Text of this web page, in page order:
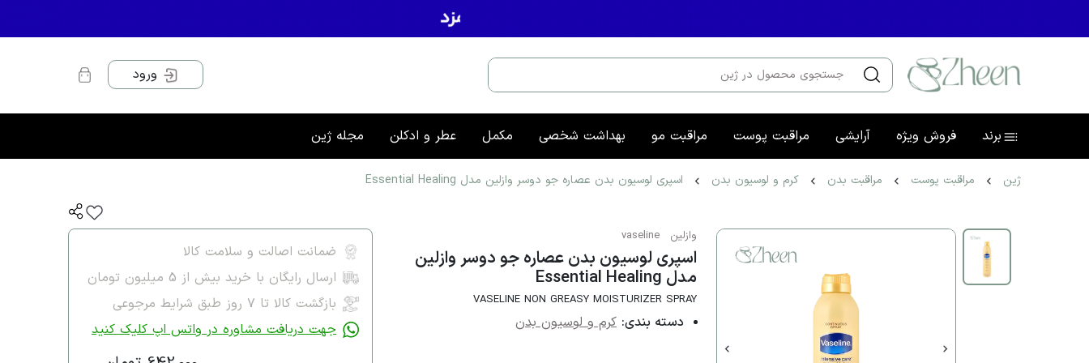
ورود
برند فروش ویژه آرایشی مراقبت پوست مراقبت مو بهداشت شخصی مکمل عطر و ادکلن مجله ژین
ژین مراقبت پوست مراقبت بدن کرم و لوسیون بدن اسپری لوسیون بدن عصاره جو دوسر وازلین مدل Essential Healing
وازلین vaseline
اسپری لوسیون بدن عصاره جو دوسر وازلین
مدل Essential Healing
VASELINE NON GREASY MOISTURIZER SPRAY
دسته بندی: کرم و لوسیون بدن
ضمانت اصالت و سلامت کالا
ارسال رایگان با خرید بیش از 5 میلیون تومان
بازگشت کالا تا ۷ روز طبق شرایط مرجوعی
جهت دریافت مشاوره در واتس اپ کلیک کنید